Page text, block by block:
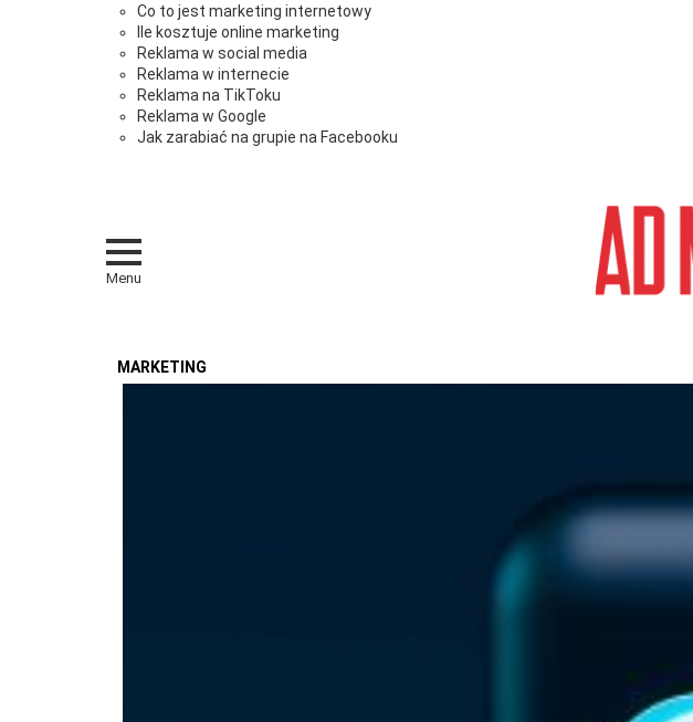
Co to jest marketing internetowy
Ile kosztuje online marketing
Reklama w social media
Reklama w internecie
Reklama na TikToku
Reklama w Google
Jak zarabiać na grupie na Facebooku
Menu
MARKETING